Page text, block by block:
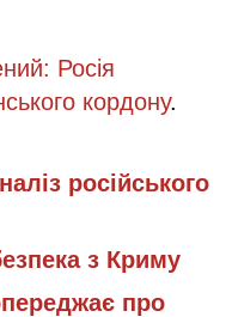
Росія
кордону.
російського
з Криму
про